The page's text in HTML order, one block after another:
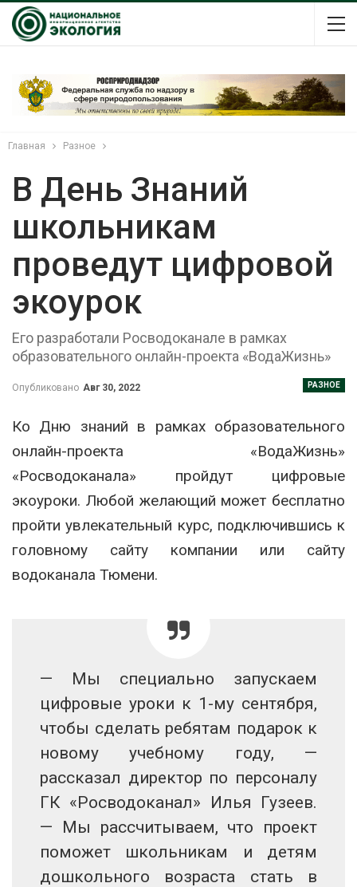
Главная Разное
В День Знаний
школьникам
проведут цифровой
экоурок
Его разработали Росводоканале в рамках
образовательного онлайн-проекта «ВодаЖизнь»
РАЗНОЕ
Опубликовано Авг 30, 2022
Ко Дню знаний в рамках образовательного
онлайн-проекта «ВодаЖизнь»
«Росводоканала» пройдут цифровые
экоуроки. Любой желающий может бесплатно
пройти увлекательный курс, подключившись к
головному сайту компании или сайту
водоканала Тюмени.
— Мы специально запускаем
цифровые уроки к 1-му сентября,
чтобы сделать ребятам подарок к
новому учебному году, —
рассказал директор по персоналу
ГК «Росводоканал» Илья Гузеев.
— Мы рассчитываем, что проект
поможет школьникам и детям
дошкольного возраста стать в